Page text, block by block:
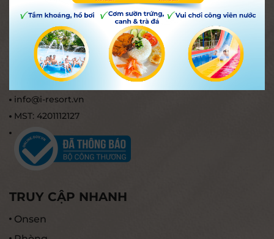
SUỐI KHOÁNG NÓNG I-RESORT NHA
TRANG
Tổ 19, thôn Xuân Ngọc, phường Tây Nha Trang, tỉnh
Khánh Hòa, Việt Nam.
02583.837.837 (Hotline)
info@i-resort.vn
MST: 4201112127
TRUY CẬP NHANH
Onsen